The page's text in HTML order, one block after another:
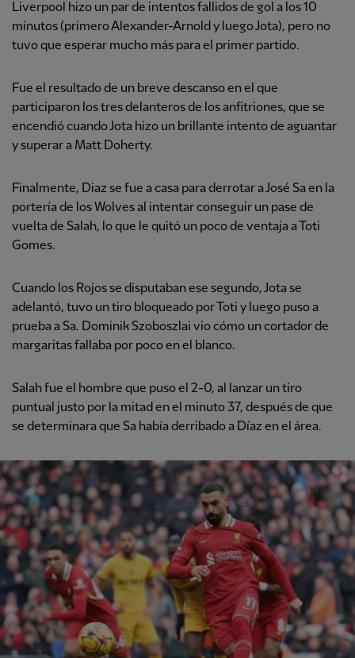
Liverpool hizo un par de intentos fallidos de gol a los 10
minutos (primero Alexander-Arnold y luego Jota), pero no
tuvo que esperar mucho más para el primer partido.
Fue el resultado de un breve descanso en el que
participaron los tres delanteros de los anfitriones, que se
encendió cuando Jota hizo un brillante intento de aguantar
y superar a Matt Doherty.
Finalmente, Diaz se fue a casa para derrotar a José Sa en la
portería de los Wolves al intentar conseguir un pase de
vuelta de Salah, lo que le quitó un poco de ventaja a Toti
Gomes.
Cuando los Rojos se disputaban ese segundo, Jota se
adelantó, tuvo un tiro bloqueado por Toti y luego puso a
prueba a Sa. Dominik Szoboszlai vio cómo un cortador de
margaritas fallaba por poco en el blanco.
Salah fue el hombre que puso el 2-0, al lanzar un tiro
puntual justo por la mitad en el minuto 37, después de que
se determinara que Sa había derribado a Díaz en el área.